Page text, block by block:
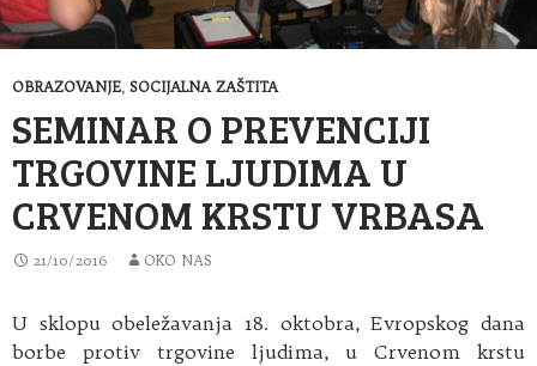
OBRAZOVANJE, SOCIJALNA ZAŠTITA
SEMINAR O PREVENCIJI
TRGOVINE LJUDIMA U
CRVENOM KRSTU VRBASA
21/10/2016 OKO NAS
U sklopu obeležavanja 18. oktobra, Evropskog dana
borbe protiv trgovine ljudima, u Crvenom krstu